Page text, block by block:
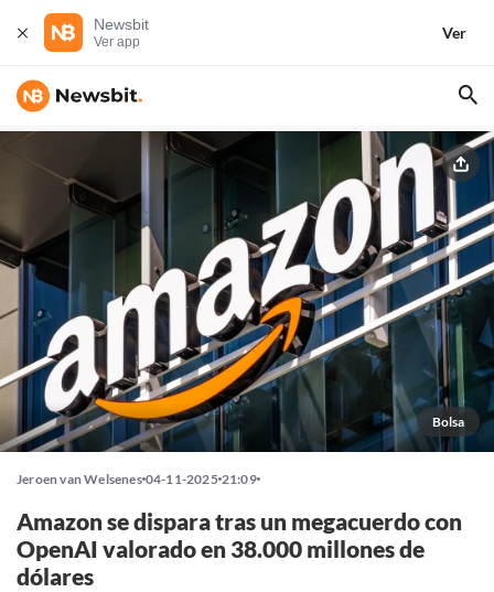
Newsbit
Ver app
Ver
Bolsa
Jeroen van Welsenes 04-11-2025 21:09
Amazon se dispara tras un megacuerdo con
OpenAI valorado en 38.000 millones de
dólares